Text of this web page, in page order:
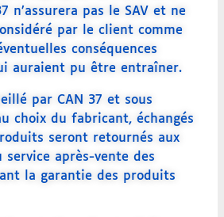
n’assurera pas le SAV et ne
par le client comme
conséquences
auraient pu être entraîner.
par CAN 37 et sous
choix du fabricant, échangés
seront retournés aux
après-vente des
la garantie des produits